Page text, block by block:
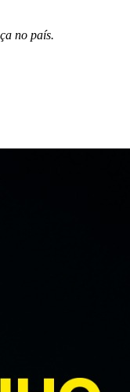
no país.